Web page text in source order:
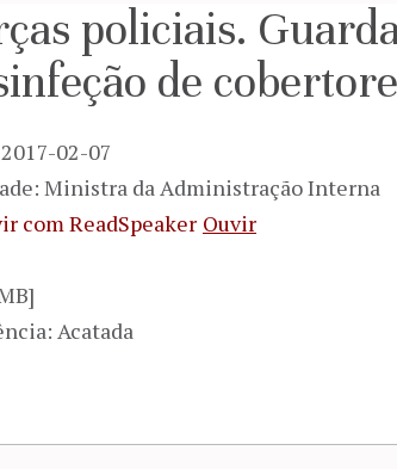
policiais.
de
02-07
Ministra da Administração Interna
Ouvir
Acatada